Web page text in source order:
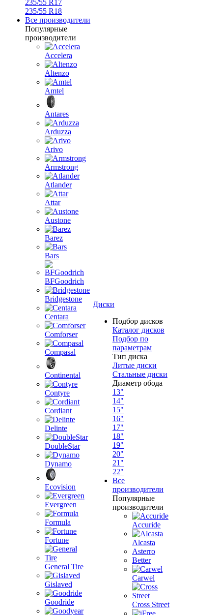
235/55 R17
235/55 R18
Все производители
Популярные
производители
Accelera
Altenzo
Amtel
Antares
Arduzza
Arivo
Armstrong
Atlander
Attar
Austone
Barez
Bars
BFGoodrich
Bridgestone
Centara
Comforser
Compasal
Continental
Contyre
Cordiant
Delinte
DoubleStar
Dynamo
Ecovision
Evergreen
Formula
Fortune
General Tire
Gislaved
Goodride
Диски
Подбор дисков
Каталог дисков
Подбор по
параметрам
Тип диска
Литые диски
Стальные диски
Диаметр обода
13"
14"
15"
16"
17"
18"
19"
20"
21"
22"
Все
производители
Популярные
производители
Accuride
Alcasta
Asterro
Better
Carwel
Cross Street